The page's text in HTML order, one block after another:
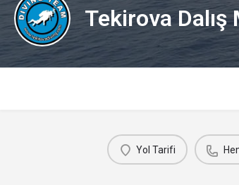
Tekirova Dalış
Yol Tarifi